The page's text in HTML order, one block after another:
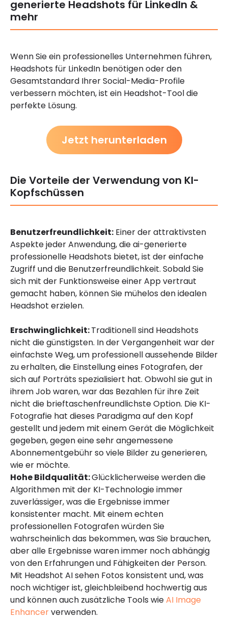
generierte Headshots für LinkedIn &
mehr
Wenn Sie ein professionelles Unternehmen führen,
Headshots für LinkedIn benötigen oder den
Gesamtstandard Ihrer Social-Media-Profile
verbessern möchten, ist ein Headshot-Tool die
perfekte Lösung.
Jetzt herunterladen
Die Vorteile der Verwendung von KI-
Kopfschüssen
Benutzerfreundlichkeit: Einer der attraktivsten
Aspekte jeder Anwendung, die ai-generierte
professionelle Headshots bietet, ist der einfache
Zugriff und die Benutzerfreundlichkeit. Sobald Sie
sich mit der Funktionsweise einer App vertraut
gemacht haben, können Sie mühelos den idealen
Headshot erzielen.
Erschwinglichkeit:Traditionell sind Headshots
nicht die günstigsten. In der Vergangenheit war der
einfachste Weg, um professionell aussehende Bilder
zu erhalten, die Einstellung eines Fotografen, der
sich auf Porträts spezialisiert hat. Obwohl sie gut in
ihrem Job waren, war das Bezahlen für ihre Zeit
nicht die brieftaschenfreundlichste Option. Die KI-
Fotografie hat dieses Paradigma auf den Kopf
gestellt und jedem mit einem Gerät die Möglichkeit
gegeben, gegen eine sehr angemessene
Abonnementgebühr so viele Bilder zu generieren,
wie er möchte.
Hohe Bildqualität:Glücklicherweise werden die
Algorithmen mit der KI-Technologie immer
zuverlässiger, was die Ergebnisse immer
konsistenter macht. Mit einem echten
professionellen Fotografen würden Sie
wahrscheinlich das bekommen, was Sie brauchen,
aber alle Ergebnisse waren immer noch abhängig
von den Erfahrungen und Fähigkeiten der Person.
Mit Headshot AI sehen Fotos konsistent und, was
noch wichtiger ist, gleichbleibend hochwertig aus
und können auch zusätzliche Tools wieAI Image
Enhancerverwenden.